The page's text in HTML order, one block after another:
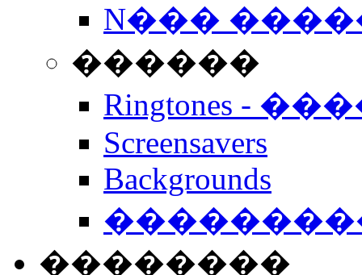
N���
������
Ringtones -
Screensavers
Backgrounds
��������